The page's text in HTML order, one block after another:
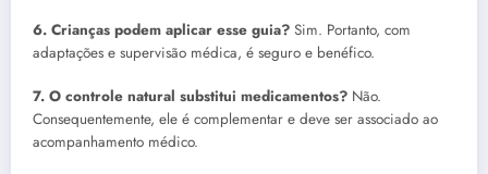
6. Crianças podem aplicar esse guia? Sim. Portanto, com
adaptações e supervisão médica, é seguro e benéfico.
7. O controle natural substitui medicamentos? Não.
Consequentemente, ele é complementar e deve ser associado ao
acompanhamento médico.